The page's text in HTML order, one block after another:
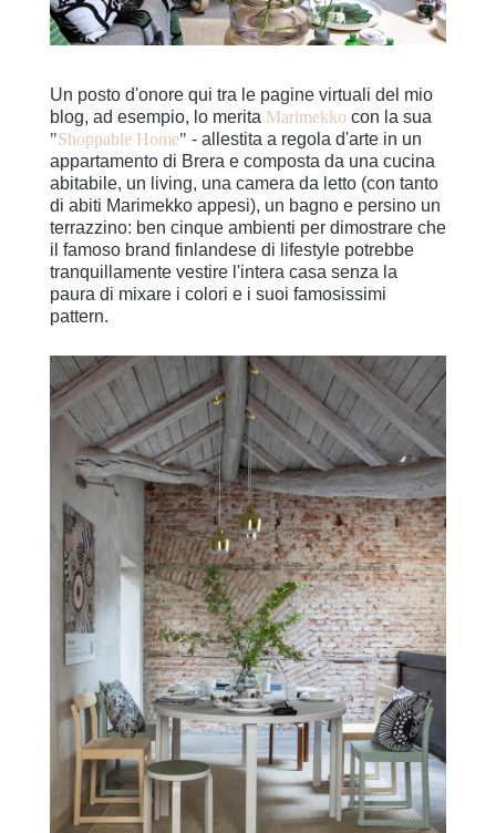
Un posto d'onore qui tra le pagine virtuali del mio
blog, ad esempio, lo merita Marimekko con la sua
"Shoppable Home" - allestita a regola d'arte in un
appartamento di Brera e composta da una cucina
abitabile, un living, una camera da letto (con tanto
di abiti Marimekko appesi), un bagno e persino un
terrazzino: ben cinque ambienti per dimostrare che
il famoso brand finlandese di lifestyle potrebbe
tranquillamente vestire l'intera casa senza la
paura di mixare i colori e i suoi famosissimi
pattern.